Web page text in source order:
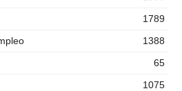
1789
1388
65
1075